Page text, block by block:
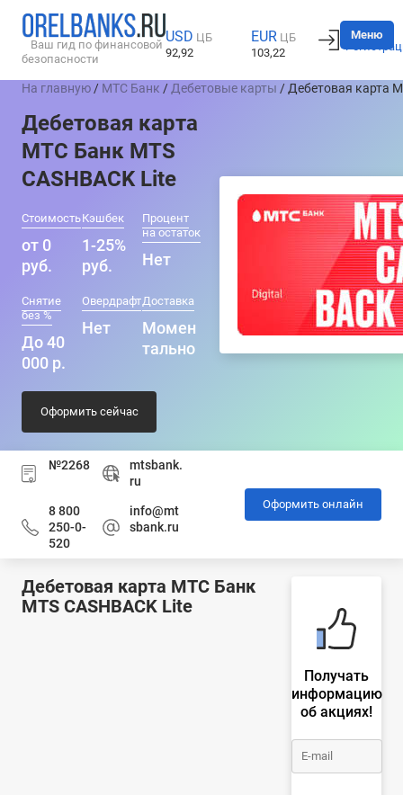
Ваш гид по финансовой
безопасности
USD ЦБ
92,92
EUR ЦБ
103,22
Вход
Меню
На главную / МТС Банк / Дебетовые карты / Дебетовая карта
Дебетовая карта
МТС Банк MTS
CASHBACK Lite
Стоимость
от 0
руб.
Кэшбек
1-25%
руб.
Процент
на остаток
Нет
Снятие
без %
До 40
000 р.
Овердрафт
Нет
Доставка
Момен
тально
Оформить сейчас
№2268
mtsbank.
ru
8 800
250-0-
520
info@mt
sbank.ru
Оформить онлайн
Дебетовая карта МТС Банк
MTS CASHBACK Lite
Получать
информацию
об акциях!